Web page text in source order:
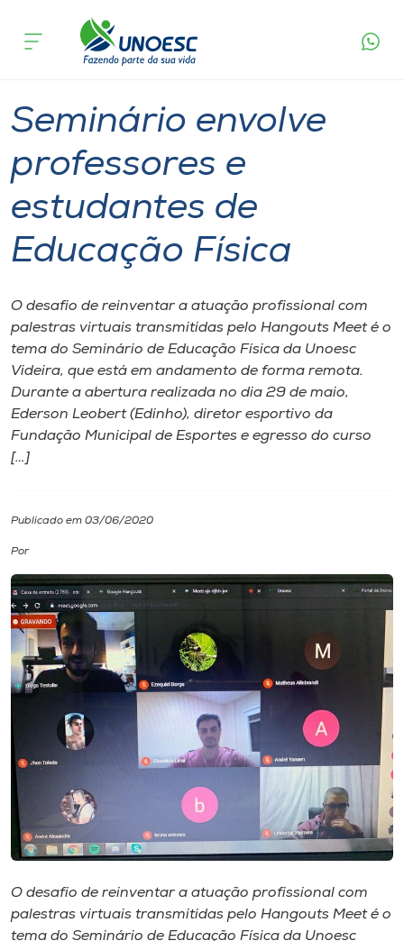
Cursos
Atendimento ao Estudante
Portal de Ensino
A
Unoesc
Internacionalização
I.nova
Cultura
CPA
Biblioteca
Editora
Rádio
Museu
Store
acontece
Seminário envolve
professores e
estudantes de
Educação Física
O desafio de reinventar a atuação profissional com
palestras virtuais transmitidas pelo Hangouts Meet é o
tema do Seminário de Educação Física da Unoesc
Videira, que está em andamento de forma remota.
Durante a abertura realizada no dia 29 de maio,
Ederson Leobert (Edinho), diretor esportivo da
Fundação Municipal de Esportes e egresso do curso
[…]
Publicado em 03/06/2020
Por
O desafio de reinventar a atuação profissional com
palestras virtuais transmitidas pelo Hangouts Meeté o
tema do Seminário de Educação Física da Unoesc